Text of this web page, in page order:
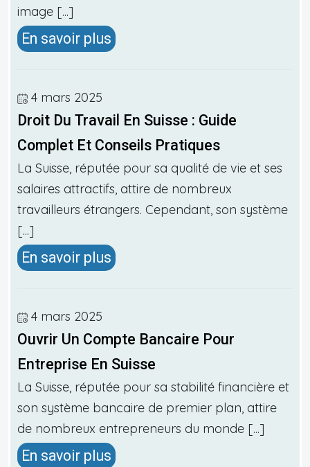
image [...]
En savoir plus
4 mars 2025
Droit Du Travail En Suisse : Guide
Complet Et Conseils Pratiques
La Suisse, réputée pour sa qualité de vie et ses
salaires attractifs, attire de nombreux
travailleurs étrangers. Cependant, son système
[...]
En savoir plus
4 mars 2025
Ouvrir Un Compte Bancaire Pour
Entreprise En Suisse
La Suisse, réputée pour sa stabilité financière et
son système bancaire de premier plan, attire
de nombreux entrepreneurs du monde [...]
En savoir plus